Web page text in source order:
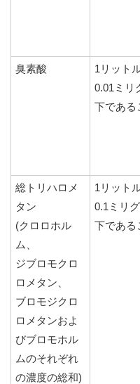
臭素酸
1リット
0.01ミリ
下である
総トリハロメ
タン
(クロロホル
ム、
ジブロモクロ
ロメタン、
ブロモジクロ
ロメタンおよ
びブロモホル
ムのそれぞれ
の濃度の総和)
1リット
0.1ミリ
下である